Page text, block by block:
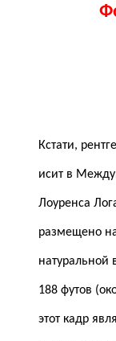
Кстати,
исит в
Лоуренса
размещено
натуральной
188 футов
этот кадр